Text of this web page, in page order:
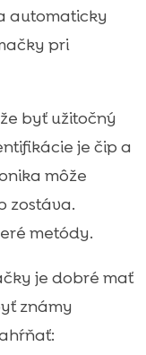
automaticky
pri
byť užitočný
je čip a
môže
zostáva.
metódy.
je dobré mať
známy